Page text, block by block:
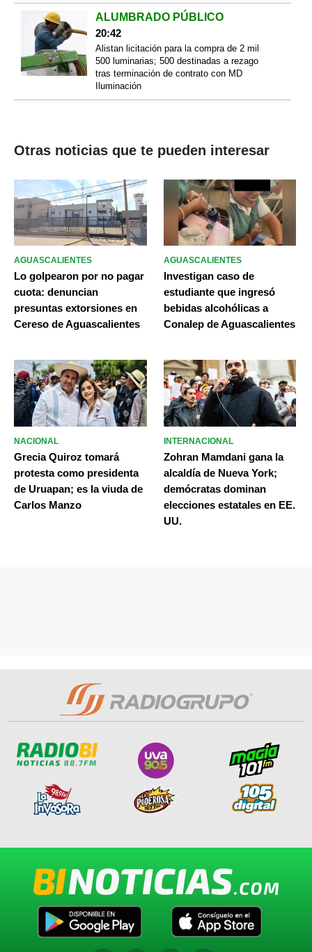
ALUMBRADO PÚBLICO
20:42
Alistan licitación para la compra de 2 mil
500 luminarias; 500 destinadas a rezago
tras terminación de contrato con MD
Iluminación
Otras noticias que te pueden interesar
AGUASCALIENTES
Lo golpearon por no pagar
cuota: denuncian
presuntas extorsiones en
Cereso de Aguascalientes
AGUASCALIENTES
Investigan caso de
estudiante que ingresó
bebidas alcohólicas a
Conalep de Aguascalientes
NACIONAL
Grecia Quiroz tomará
protesta como presidenta
de Uruapan; es la viuda de
Carlos Manzo
INTERNACIONAL
Zohran Mamdani gana la
alcaldía de Nueva York;
demócratas dominan
elecciones estatales en EE.
UU.